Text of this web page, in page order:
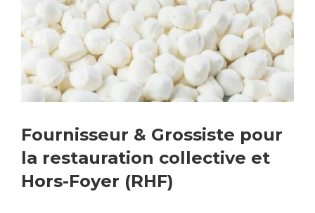
Fournisseur & Grossiste pour
la restauration collective et
Hors-Foyer (RHF)